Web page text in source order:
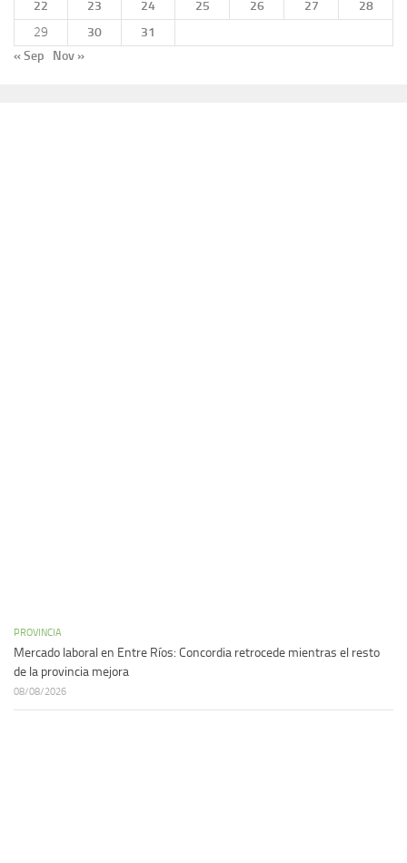
22 23 24 25 26 27
28
29
30
31
« Sep
Nov »
PROVINCIA
Mercado laboral en Entre Ríos: Concordia retrocede mientras el resto
de la provincia mejora
08/08/2026